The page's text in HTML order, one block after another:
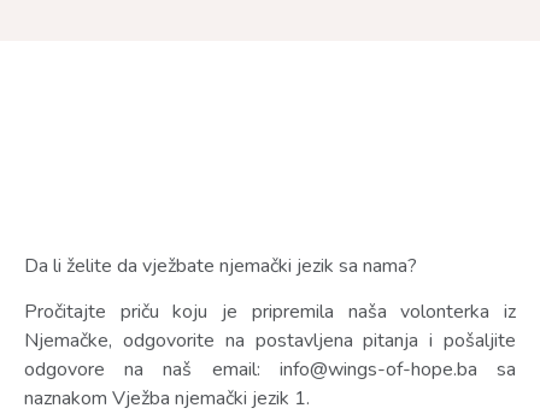
Da li želite da vježbate njemački jezik sa nama?
Pročitajte priču koju je pripremila naša volonterka iz
Njemačke, odgovorite na postavljena pitanja i pošaljite
odgovore na naš email: info@wings-of-hope.ba sa
naznakom Vježba njemački jezik 1.